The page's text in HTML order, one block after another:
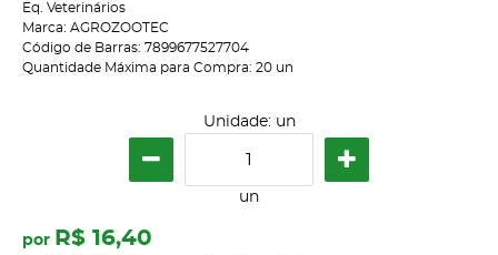
Eq. Veterinários
Marca: AGROZOOTEC
Código de Barras: 7899677527704
Quantidade Máxima para Compra: 20 un
Unidade: un
un
por R$ 16,40